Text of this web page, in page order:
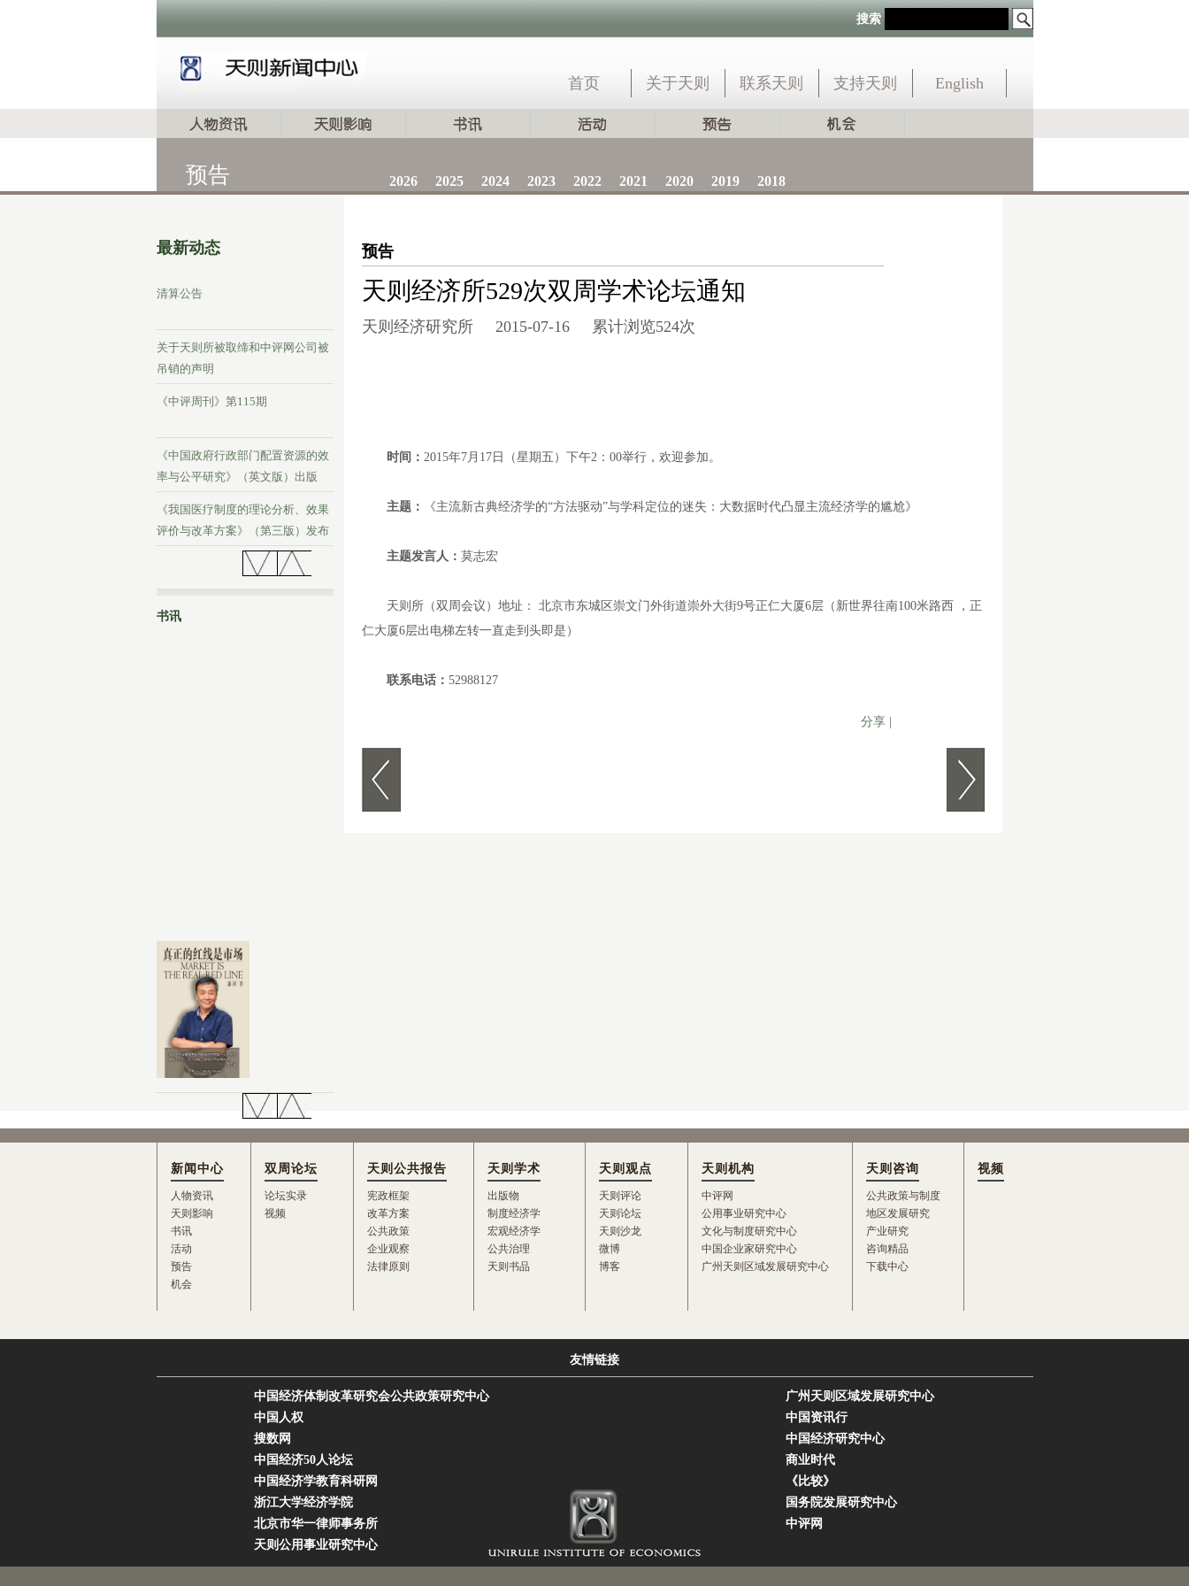
搜索
首页 关于天则 联系天则 支持天则 English
预告 2026 2025 2024 2023 2022 2021 2020 2019 2018
最新动态
清算公告
关于天则所被取缔和中评网公司被
吊销的声明
《中评周刊》第115期
《中国政府行政部门配置资源的效
率与公平研究》（英文版）出版
《我国医疗制度的理论分析、效果
评价与改革方案》（第三版）发布
《中评周刊》第114期
书讯
预告
天则经济所529次双周学术论坛通知
天则经济研究所 2015-07-16 累计浏览524次
时间： 2015年7月 17日（星期五）下午2： 00举行，欢迎参加。
主题： 《主流新古典经济学的“方法驱动”与学科定位的迷失：大数据时代凸显主流经济学的尴尬》
主题发言人： 莫志宏
天则所（双周会议）地址： 北京市东城区崇文门外街道崇外大街9号正仁大厦6层（新世界往南100米路西 ，正
仁大厦6层出电梯左转一直走到头即是）
联系电话： 52988127
分享
新闻中心
人物资讯
天则影响
书讯
活动
预告
机会
双周论坛
论坛实录
视频
天则公共报告
宪政框架
改革方案
公共政策
企业观察
法律原则
天则学术
出版物
制度经济学
宏观经济学
公共治理
天则书品
天则观点
天则评论
天则论坛
天则沙龙
微博
博客
天则机构
中评网
公用事业研究中心
文化与制度研究中心
中国企业家研究中心
广州天则区域发展研究中心
天则咨询
公共政策与制度
地区发展研究
产业研究
咨询精品
下载中心
视频
友情链接
中国经济体制改革研究会公共政策研究中心
广州天则区域发展研究中心
中国人权
中国资讯行
搜数网
中国经济研究中心
中国经济50人论坛
商业时代
中国经济学教育科研网
《比较》
浙江大学经济学院
国务院发展研究中心
北京市华一律师事务所
中评网
天则公用事业研究中心